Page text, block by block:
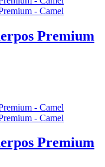
Premium
Premium